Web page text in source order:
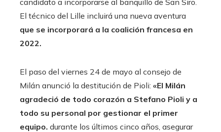
El técnico del Lille incluirá una nueva aventura
que se incorporará a la coalición francesa en
2022.
El paso del viernes 24 de mayo al consejo de
Milán anunció la destitución de Pioli: «El Milán
agradeció de todo corazón a Stefano Pioli y a
todo su personal por gestionar el primer
equipo. durante los últimos cinco años, asegurar